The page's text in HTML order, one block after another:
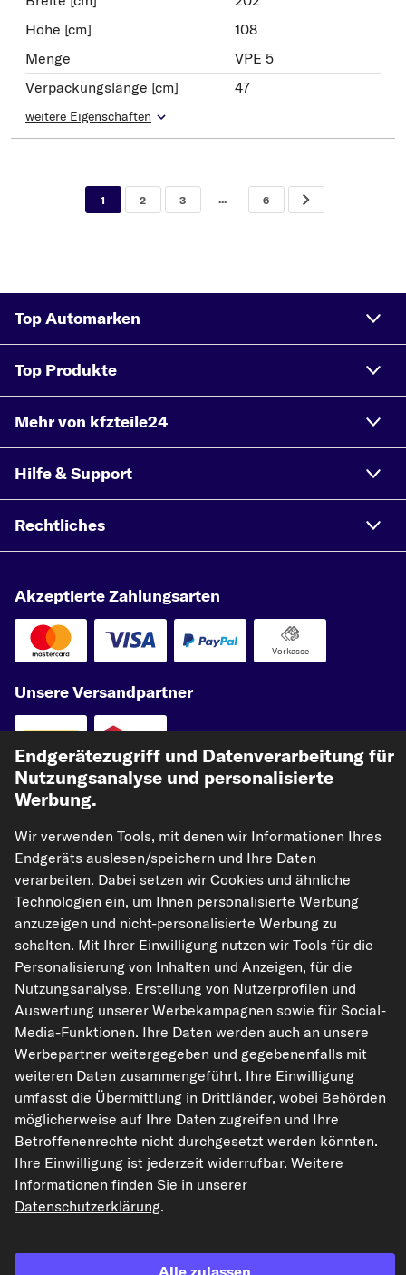
Höhe [cm]
108
Menge
VPE 5
Verpackungslänge [cm]
47
weitere Eigenschaften
1 2 3 ... 6
Top Automarken
Top Produkte
Mehr von kfzteile24
Hilfe & Support
Rechtliches
Akzeptierte Zahlungsarten
Vorkasse
Unsere Versandpartner
kfzteile24.de carpardoo.nl
carpardoo.fr
carpardoo.dk
Die hier dargestellten Daten, insbesondere die gesamte Datenbank, dürfen
nicht vervielfältigt werden. Die Vervielfältigung und Verbreitung der Daten und
der Datenbank ohne vorherige Einwilligung von TecAlliance und/oder die
Einbeziehung Dritter in solche Aktivitäten ist streng verboten. Jegliche
dar und kann rechtliche Schritte nach sich ziehen.
Vertrag widerrufen
© 2026 kfzteile24 GmbH - Alle Rechte vorbehalten.
¹„Gratis Versand“ oder „ohne Versandkosten“ entsprechen dem Wegfall der
deutschen Versandkostenpauschale von 6,90 €.
Endgerätezugriff und Datenverarbeitung für
Nutzungsanalyse und personalisierte
Werbung.
Wir verwenden Tools, mit denen wir Informationen Ihres
Endgeräts auslesen/speichern und Ihre Daten
verarbeiten. Dabei setzen wir Cookies und ähnliche
Technologien ein, um Ihnen personalisierte Werbung
anzuzeigen und nicht-personalisierte Werbung zu
schalten. Mit Ihrer Einwilligung nutzen wir Tools für die
Personalisierung von Inhalten und Anzeigen, für die
Nutzungsanalyse, Erstellung von Nutzerprofilen und
Auswertung unserer Werbekampagnen sowie für Social-
Media-Funktionen. Ihre Daten werden auch an unsere
Werbepartner weitergegeben und gegebenenfalls mit
weiteren Daten zusammengeführt. Ihre Einwilligung
umfasst die Übermittlung in Drittländer, wobei Behörden
möglicherweise auf Ihre Daten zugreifen und Ihre
Betroffenenrechte nicht durchgesetzt werden könnten.
Ihre Einwilligung ist jederzeit widerrufbar. Weitere
Informationen finden Sie in unserer
Datenschutzerklärung.
Alle zulassen